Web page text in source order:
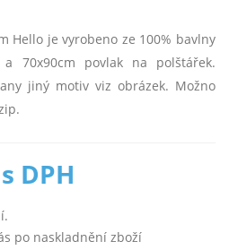
Hello je vyrobeno ze 100% bavlny
70x90cm povlak na polštářek.
jiný motiv viz obrázek. Možno
DPH
po naskladnění zboží